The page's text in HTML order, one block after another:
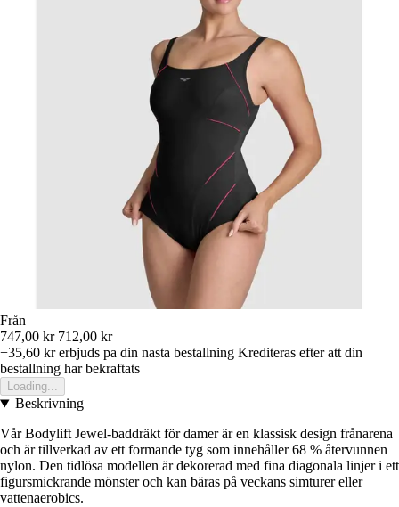
Från
747,00 kr 712,00 kr
+35,60 krerbjuds pa din nasta bestallning Krediteras efter att din
bestallning har bekraftats
Loading...
Beskrivning
Vår Bodylift Jewel-baddräkt för damer är en klassisk design frånarena
och är tillverkad av ett formande tyg som innehåller 68 % återvunnen
nylon. Den tidlösa modellen är dekorerad med fina diagonala linjer i ett
figursmickrande mönster och kan bäras på veckans simturer eller
vattenaerobics.